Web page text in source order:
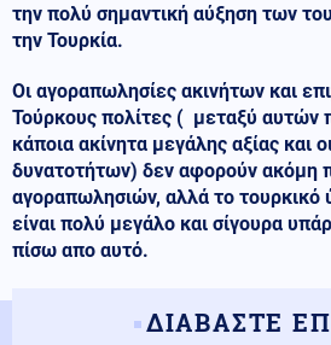
την πολύ σημαντική αύξηση των
την Τουρκία.
Οι αγοραπωλησίες ακινήτων και
Τούρκους πολίτες ( μεταξύ αυτών
κάποια ακίνητα μεγάλης αξίας και
δυνατοτήτων) δεν αφορούν ακόμη
αγοραπωλησιών, αλλά το τουρκικό
είναι πολύ μεγάλο και σίγουρα
πίσω απο αυτό.
ΔΙΑΒΑΣΤΕ